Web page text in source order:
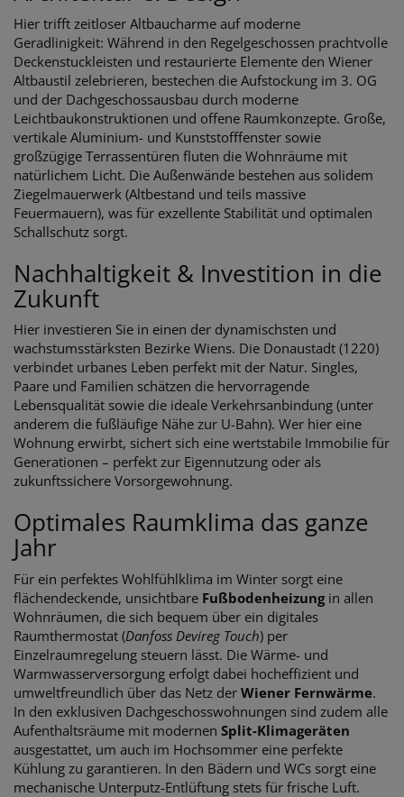
Hier trifft zeitloser Altbaucharme auf moderne
Geradlinigkeit: Während in den Regelgeschossen prachtvolle
Deckenstuckleisten und restaurierte Elemente den Wiener
Altbaustil zelebrieren, bestechen die Aufstockung im 3. OG
und der Dachgeschossausbau durch moderne
Leichtbaukonstruktionen und offene Raumkonzepte. Große,
vertikale Aluminium- und Kunststofffenster sowie
großzügige Terrassentüren fluten die Wohnräume mit
natürlichem Licht. Die Außenwände bestehen aus solidem
Ziegelmauerwerk (Altbestand und teils massive
Feuermauern), was für exzellente Stabilität und optimalen
Schallschutz sorgt.
Nachhaltigkeit & Investition in die
Zukunft
Hier investieren Sie in einen der dynamischsten und
wachstumsstärksten Bezirke Wiens. Die Donaustadt (1220)
verbindet urbanes Leben perfekt mit der Natur. Singles,
Paare und Familien schätzen die hervorragende
Lebensqualität sowie die ideale Verkehrsanbindung (unter
anderem die fußläufige Nähe zur U-Bahn). Wer hier eine
Wohnung erwirbt, sichert sich eine wertstabile Immobilie für
Generationen – perfekt zur Eigennutzung oder als
zukunftssichere Vorsorgewohnung.
Optimales Raumklima das ganze
Jahr
Für ein perfektes Wohlfühlklima im Winter sorgt eine
flächendeckende, unsichtbare Fußbodenheizungin allen
Wohnräumen, die sich bequem über ein digitales
Raumthermostat (Danfoss Devireg Touch) per
Einzelraumregelung steuern lässt. Die Wärme- und
Warmwasserversorgung erfolgt dabei hocheffizient und
umweltfreundlich über das Netz der Wiener Fernwärme.
In den exklusiven Dachgeschosswohnungen sind zudem alle
Aufenthaltsräume mit modernen Split-Klimageräten
ausgestattet, um auch im Hochsommer eine perfekte
Kühlung zu garantieren. In den Bädern und WCs sorgt eine
mechanische Unterputz-Entlüftung stets für frische Luft.